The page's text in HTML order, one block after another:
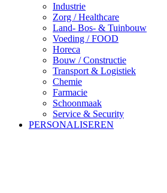
Industrie
Zorg / Healthcare
Land- Bos- & Tuinbouw
Voeding / FOOD
Horeca
Bouw / Constructie
Transport & Logistiek
Chemie
Farmacie
Schoonmaak
Service & Security
PERSONALISEREN